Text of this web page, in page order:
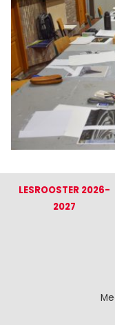
LESROOSTER 2026-
2027